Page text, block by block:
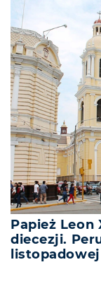
Papież
diecezji.